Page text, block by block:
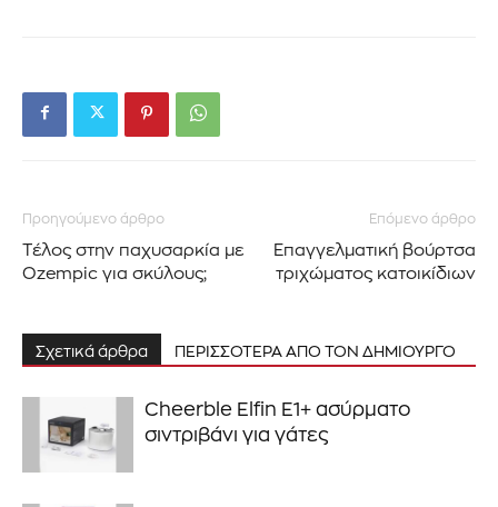
Προηγούμενο άρθρο
Τέλος στην παχυσαρκία με
Ozempic για σκύλους;
Επόμενο άρθρο
Επαγγελματική βούρτσα
τριχώματος κατοικίδιων
Σχετικά άρθρα ΠΕΡΙΣΣΟΤΕΡΑ ΑΠΟ ΤΟΝ ΔΗΜΙΟΥΡΓΟ
Cheerble Elfin E1+ ασύρματο
σιντριβάνι για γάτες